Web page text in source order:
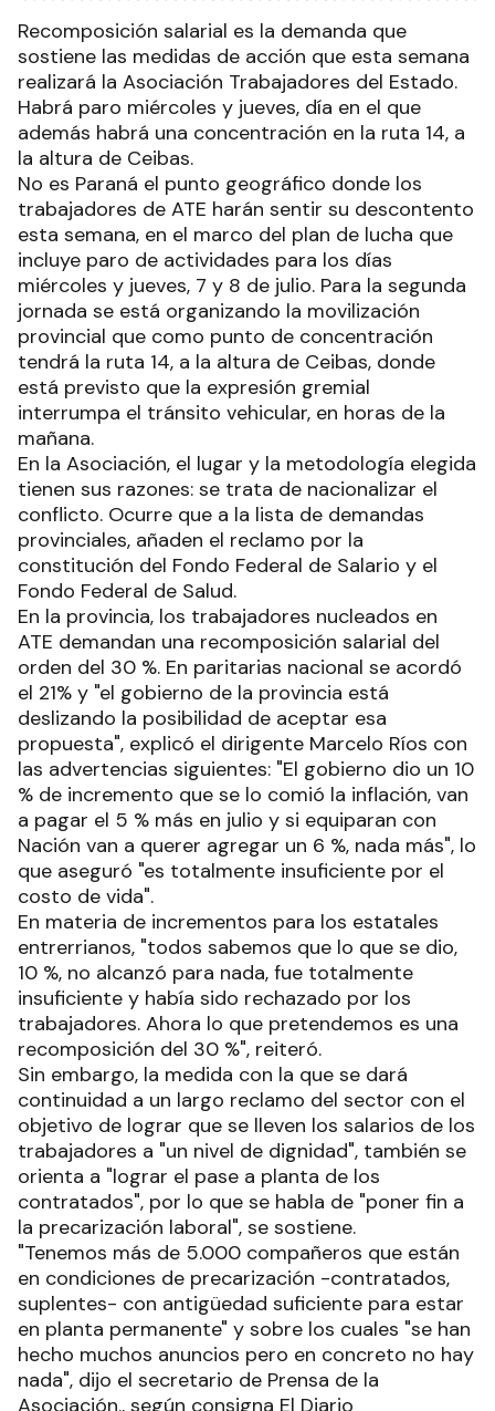
Recomposición salarial es la demanda que
sostiene las medidas de acción que esta semana
realizará la Asociación Trabajadores del Estado.
Habrá paro miércoles y jueves, día en el que
además habrá una concentración en la ruta 14, a
la altura de Ceibas.
No es Paraná el punto geográfico donde los
trabajadores de ATE harán sentir su descontento
esta semana, en el marco del plan de lucha que
incluye paro de actividades para los días
miércoles y jueves, 7 y 8 de julio. Para la segunda
jornada se está organizando la movilización
provincial que como punto de concentración
tendrá la ruta 14, a la altura de Ceibas, donde
está previsto que la expresión gremial
interrumpa el tránsito vehicular, en horas de la
mañana.
En la Asociación, el lugar y la metodología elegida
tienen sus razones: se trata de nacionalizar el
conflicto. Ocurre que a la lista de demandas
provinciales, añaden el reclamo por la
constitución del Fondo Federal de Salario y el
Fondo Federal de Salud.
En la provincia, los trabajadores nucleados en
ATE demandan una recomposición salarial del
orden del 30 %. En paritarias nacional se acordó
el 21% y "el gobierno de la provincia está
deslizando la posibilidad de aceptar esa
propuesta", explicó el dirigente Marcelo Ríos con
las advertencias siguientes: "El gobierno dio un 10
% de incremento que se lo comió la inflación, van
a pagar el 5 % más en julio y si equiparan con
Nación van a querer agregar un 6 %, nada más", lo
que aseguró "es totalmente insuficiente por el
costo de vida".
En materia de incrementos para los estatales
entrerrianos, "todos sabemos que lo que se dio,
10 %, no alcanzó para nada, fue totalmente
insuficiente y había sido rechazado por los
trabajadores. Ahora lo que pretendemos es una
recomposición del 30 %", reiteró.
Sin embargo, la medida con la que se dará
continuidad a un largo reclamo del sector con el
objetivo de lograr que se lleven los salarios de los
trabajadores a "un nivel de dignidad", también se
orienta a "lograr el pase a planta de los
contratados", por lo que se habla de "poner fin a
la precarización laboral", se sostiene.
"Tenemos más de 5.000 compañeros que están
en condiciones de precarización -contratados,
suplentes- con antigüedad suficiente para estar
en planta permanente" y sobre los cuales "se han
hecho muchos anuncios pero en concreto no hay
nada", dijo el secretario de Prensa de la
Asociación., según consigna El Diario